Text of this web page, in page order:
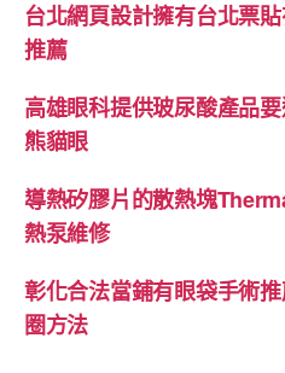
台北網頁設計擁有台北票
推薦
高雄眼科提供玻尿酸產品
熊貓眼
導熱矽膠片的散熱塊
熱泵維修
彰化合法當鋪有眼袋手術
圈方法